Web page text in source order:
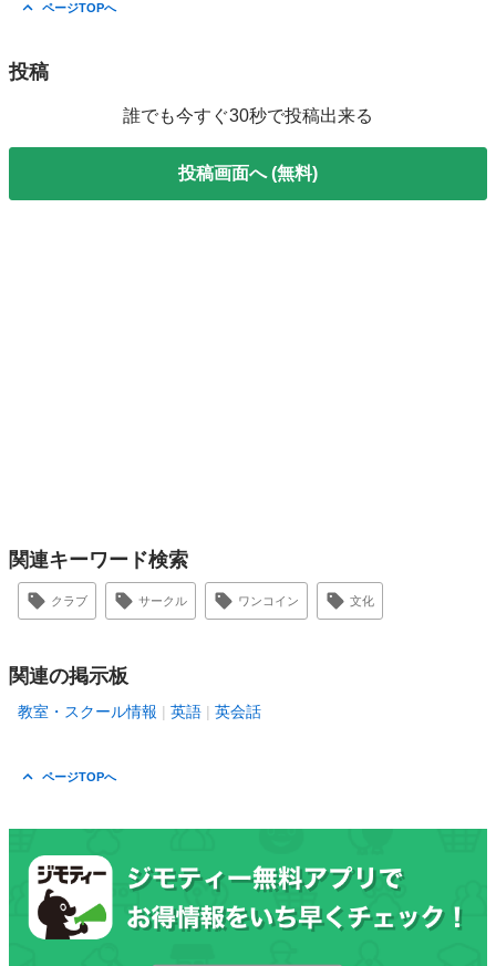
ページTOPへ
投稿
誰でも今すぐ30秒で投稿出来る
投稿画面へ (無料)
関連キーワード検索
クラブ サークル ワンコイン 文化
関連の掲示板
教室・スクール情報 英語 英会話
ページTOPへ